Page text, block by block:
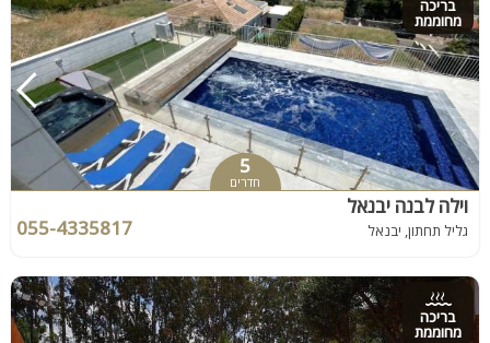
בריכה
מחוממת
5
חדרים
וילה לבנה יבנאל
גליל תחתון, יבנאל 055-4335817
בריכה
מחוממת